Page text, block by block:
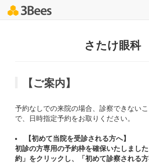
さたけ眼科
【ご案内】
予約なしでの来院の場合、診察できない
で、日時指定予約をお取りください。
【初めて当院を受診される方へ】
初診の方専用の予約枠を確保いたしまし
約」をクリックし、「初めて診察される